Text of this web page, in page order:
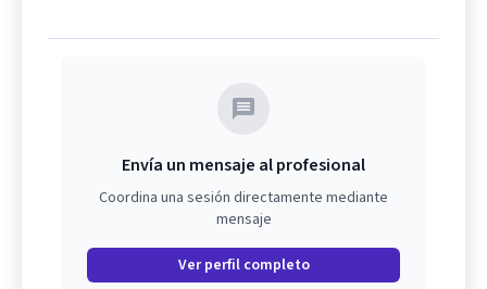
Envía un mensaje al profesional
Coordina una sesión directamente mediante
mensaje
Ver perfil completo